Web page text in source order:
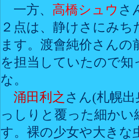
一方、 高橋シュウ さ
２点は、静けさにみ
ます。渡會純价さんの
を担当していたので
な。
涌田利之 さん(札幌
っしりと覆った細か
す。裸の少女や大き